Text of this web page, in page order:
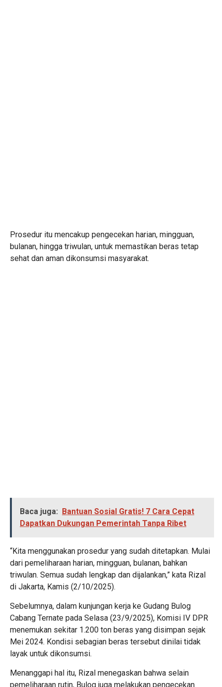
Prosedur itu mencakup pengecekan harian, mingguan,
bulanan, hingga triwulan, untuk memastikan beras tetap
sehat dan aman dikonsumsi masyarakat.
Baca juga: Bantuan Sosial Gratis! 7 Cara Cepat
Dapatkan Dukungan Pemerintah Tanpa Ribet
“Kita menggunakan prosedur yang sudah ditetapkan. Mulai
dari pemeliharaan harian, mingguan, bulanan, bahkan
triwulan. Semua sudah lengkap dan dijalankan,” kata Rizal
di Jakarta, Kamis (2/10/2025).
Sebelumnya, dalam kunjungan kerja ke Gudang Bulog
Cabang Ternate pada Selasa (23/9/2025), Komisi IV DPR
menemukan sekitar 1.200 ton beras yang disimpan sejak
Mei 2024. Kondisi sebagian beras tersebut dinilai tidak
layak untuk dikonsumsi.
Menanggapi hal itu, Rizal menegaskan bahwa selain
pemeliharaan rutin, Bulog juga melakukan pengecekan